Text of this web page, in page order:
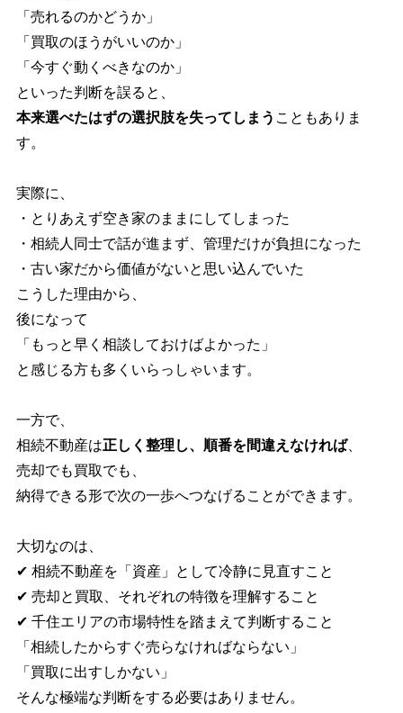
「売れるのかどうか」
「買取のほうがいいのか」
「今すぐ動くべきなのか」
といった判断を誤ると、
本来選べたはずの選択肢を失ってしまう こともありま
す。
実際に、
・とりあえず空き家のままにしてしまった
・相続人同士で話が進まず、管理だけが負担になった
・古い家だから価値がないと思い込んでいた
こうした理由から、
後になって
「もっと早く相談しておけばよかった」
と感じる方も多くいらっしゃいます。
一方で、
相続不動産は正しく整理し、順番を間違えなければ、
売却でも買取でも、
納得できる形で次の一歩へつなげることができます。
大切なのは、
✔ 相続不動産を「資産」として冷静に見直すこと
✔ 売却と買取、それぞれの特徴を理解すること
✔ 千住エリアの市場特性を踏まえて判断すること
「相続したからすぐ売らなければならない」
「買取に出すしかない」
そんな極端な判断をする必要はありません。